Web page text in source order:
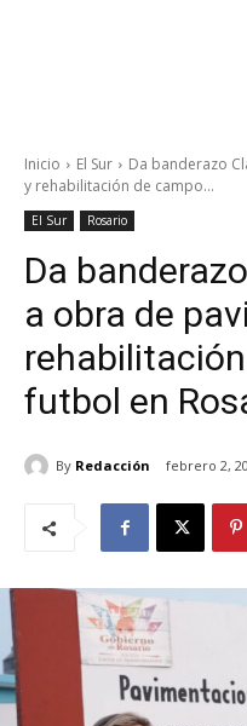
Inicio El Sur
Da banderazo
y rehabilitación de campo...
El Sur Rosario
Da
a obra de
futbol en
By Redacción febrero 2,